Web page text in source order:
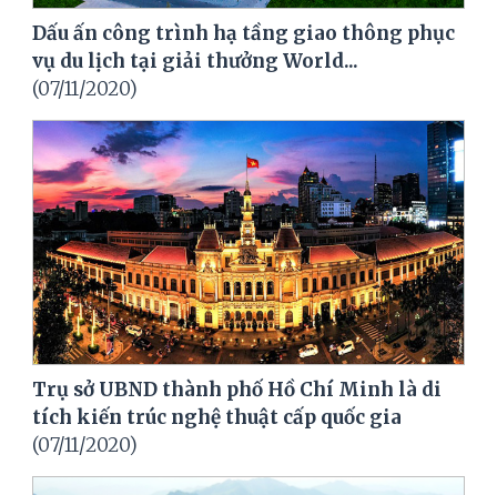
Dấu ấn công trình hạ tầng giao thông phục
vụ du lịch tại giải thưởng World...
(07/11/2020)
Trụ sở UBND thành phố Hồ Chí Minh là di
tích kiến trúc nghệ thuật cấp quốc gia
(07/11/2020)